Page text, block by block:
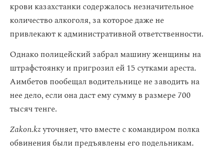
крови казахстанки содержалось незначительное
количество алкоголя, за которое даже не
привлекают к административной ответственности.
Однако полицейский забрал машину женщины на
штрафстоянку и пригрозил ей 15 сутками ареста.
Аимбетов пообещал водительнице не заводить на
нее дело, если она даст ему сумму в размере 700
тысяч тенге.
Zakon.kzуточняет, что вместе с командиром полка
обвинения были предъявлены его подельникам.